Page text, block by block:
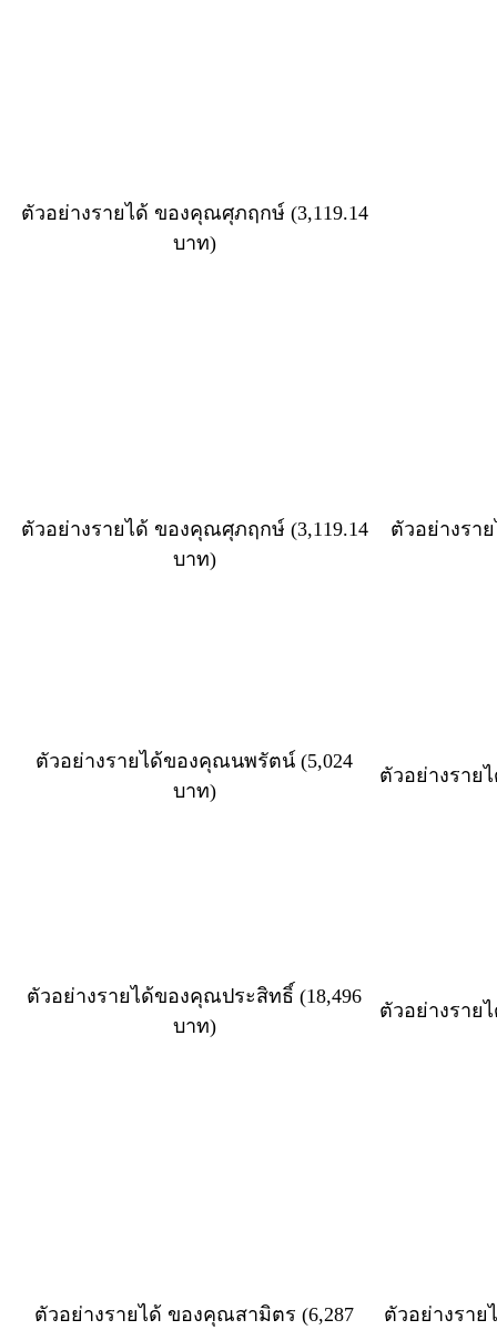
ตัวอย่างรายได้ ของคุณศุภฤกษ์ (3,119.14
บาท)
ตัวอย่างรายได้ ของคุณศุภฤกษ์ (3,119.14
บาท)
ตัวอย่างรา
ตัวอย่างรายได้ของคุณนพรัตน์ (5,024
บาท)
ตัวอย่างราย
ตัวอย่างรายได้ของคุณประสิทธิ์ (18,496
บาท)
ตัวอย่างราย
ตัวอย่างรายได้ ของคุณสามิตร (6,287
ตัวอย่างราย